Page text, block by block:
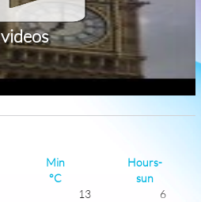
videos
Min
°C
Hours-
sun
13
6